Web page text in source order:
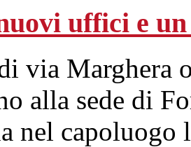
uffici e
via Marghera
alla sede di
nel capoluogo